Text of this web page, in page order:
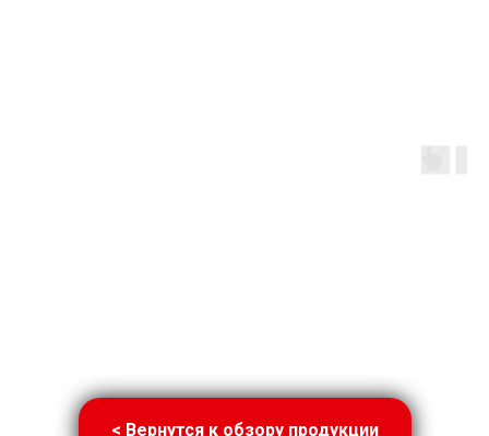
< Вернутся к обзору продукции